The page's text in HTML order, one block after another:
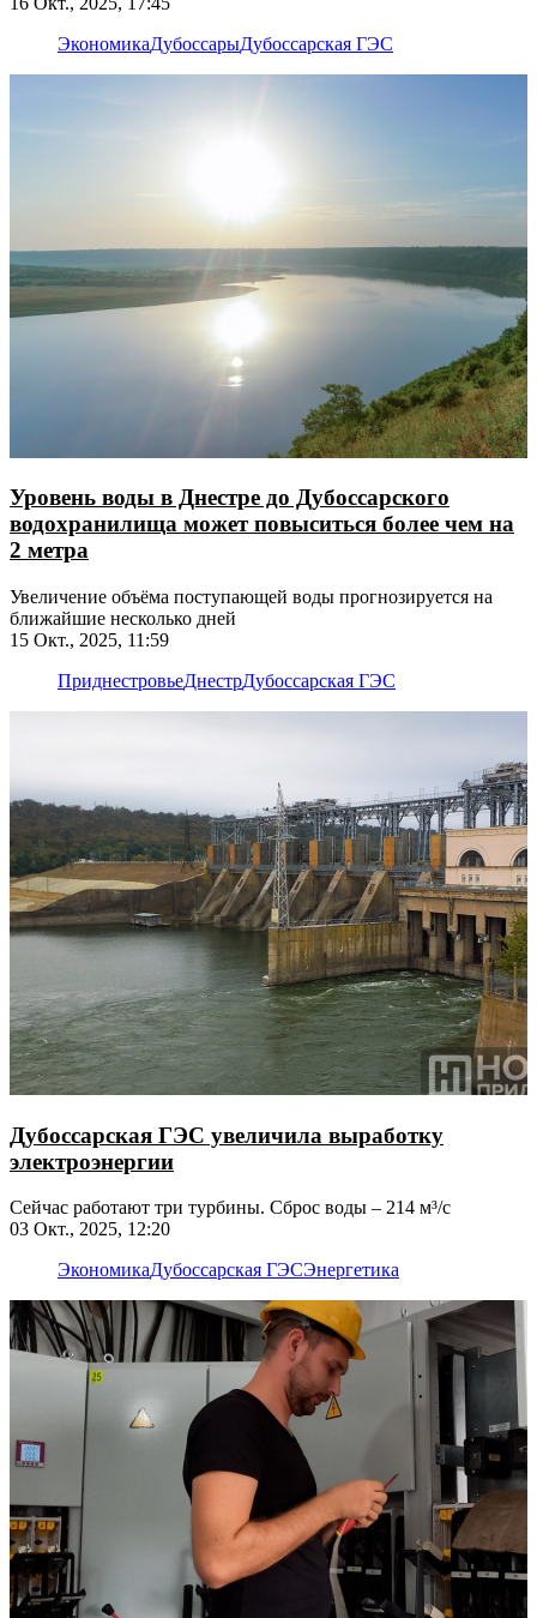
ЭкономикаДубоссарыДубоссарская ГЭС
Уровень воды в Днестре до Дубоссарского
водохранилища может повыситься более чем на
2 метра
Увеличение объёма поступающей воды прогнозируется на
ближайшие несколько дней
15 Окт., 2025, 11:59
ПриднестровьеДнестрДубоссарская ГЭС
Дубоссарская ГЭС увеличила выработку
электроэнергии
Сейчас работают три турбины. Сброс воды – 214 м³/с
03 Окт., 2025, 12:20
ЭкономикаДубоссарская ГЭСЭнергетика